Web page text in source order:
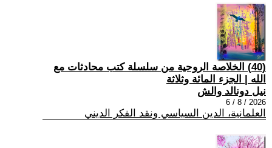
(40) الخلاصة الروحية من سلسلة كتب محادثات مع
الله | الجزء المائة وثلاثة
نيل دونالد والش
2026 / 8 / 6
العلمانية، الدين السياسي ونقد الفكر الديني